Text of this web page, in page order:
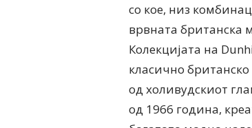
со кое, низ
врвната британска
Колекцијата на
класично
од холивудскиот
од 1966 година,